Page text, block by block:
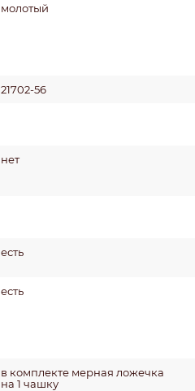
молотый
21702-56
нет
есть
есть
в комплекте мерная ложечка
на 1 чашку